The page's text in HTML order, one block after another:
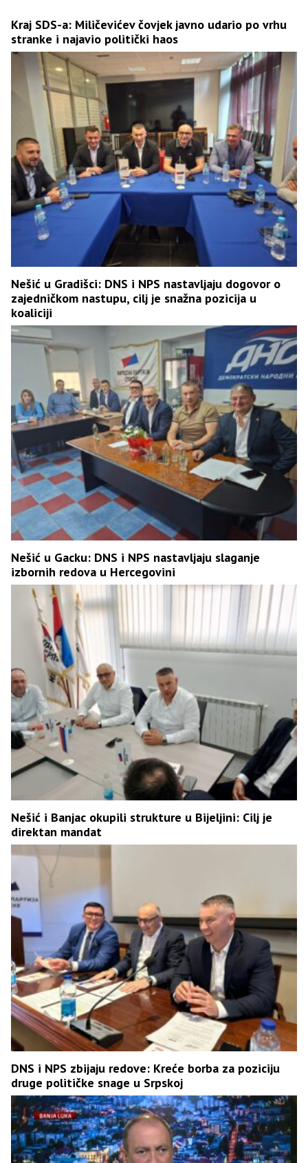
Kraj SDS-a: Miličevićev čovjek javno udario po vrhu
stranke i najavio politički haos
Nešić u Gradišci: DNS i NPS nastavljaju dogovor o
zajedničkom nastupu, cilj je snažna pozicija u
koaliciji
Nešić u Gacku: DNS i NPS nastavljaju slaganje
izbornih redova u Hercegovini
Nešić i Banjac okupili strukture u Bijeljini: Cilj je
direktan mandat
DNS i NPS zbijaju redove: Kreće borba za poziciju
druge političke snage u Srpskoj